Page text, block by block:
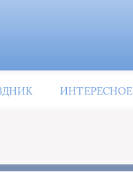
ИНТЕРЕСНОЕ